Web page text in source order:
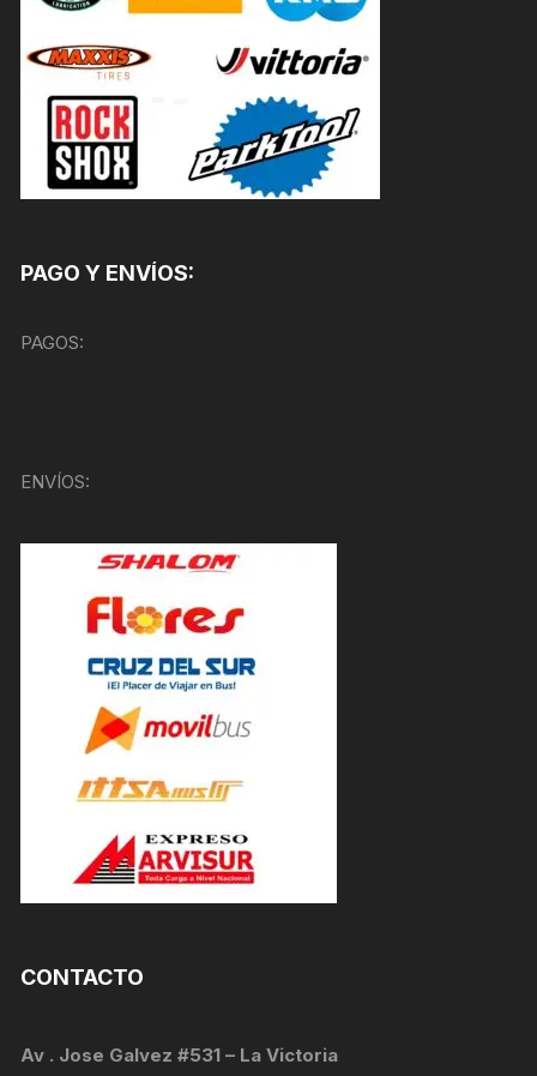
PAGO Y ENVÍOS:
PAGOS:
ENVÍOS:
CONTACTO
Av . Jose Galvez #531 – La Victoria